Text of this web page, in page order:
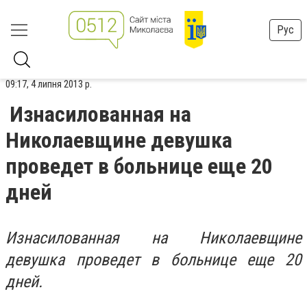
Рус
09:17, 4 липня 2013 р.
Изнасилованная на
Николаевщине девушка
проведет в больнице еще 20
дней
Изнасилованная на Николаевщине
девушка проведет в больнице еще 20
дней.